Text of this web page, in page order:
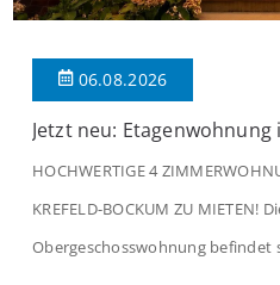
06.08.2026
Jetzt neu: Etagenwohnung
HOCHWERTIGE 4
KREFELD-BOCKUM ZU MIETEN!
Obergeschosswohnung befindet